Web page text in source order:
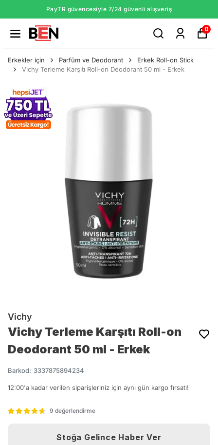
PayTR güvencesiyle 7/24 güvenli alışveriş
0
Erkekler için Parfüm ve Deodorant
Erkek Roll-on Stick
Vichy Terleme Karşıtı Roll-on Deodorant 50 ml - Erkek
Vichy
Vichy Terleme Karşıtı Roll-on
Deodorant 50 ml - Erkek
Barkod: 3337875894234
12:00'a kadar verilen siparişleriniz için aynı gün kargo fırsatı!
9 değerlendirme
Stoğa Gelince Haber Ver